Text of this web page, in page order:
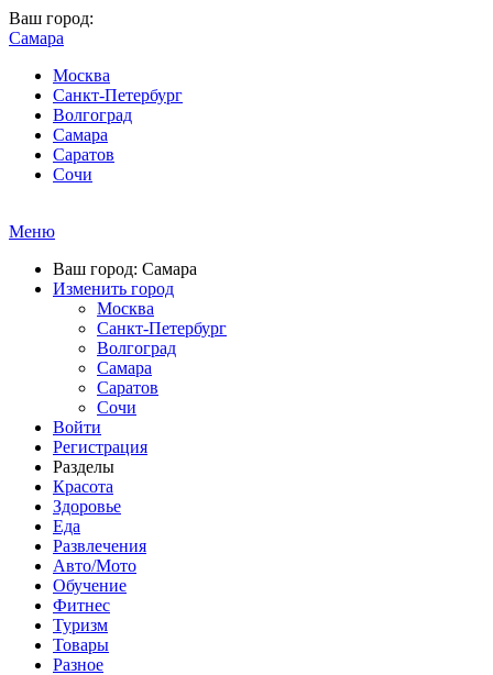
Ваш город:
Самара
Москва
Санкт-Петербург
Волгоград
Самара
Саратов
Сочи
Меню
Ваш город: Самара
Изменить город
Москва
Санкт-Петербург
Волгоград
Самара
Саратов
Сочи
Войти
Регистрация
Разделы
Красота
Здоровье
Еда
Развлечения
Авто/Мото
Обучение
Фитнес
Туризм
Товары
Разное